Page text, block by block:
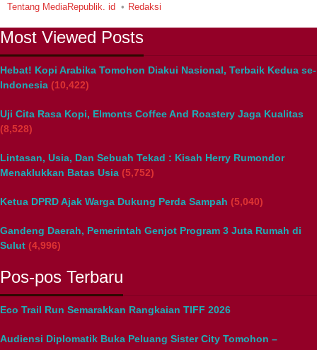
Tentang MediaRepublik. id
Redaksi
Most Viewed Posts
Hebat! Kopi Arabika Tomohon Diakui Nasional, Terbaik Kedua se-
Indonesia (10,422)
Uji Cita Rasa Kopi, Elmonts Coffee And Roastery Jaga Kualitas
(8,528)
Lintasan, Usia, Dan Sebuah Tekad : Kisah Herry Rumondor
Menaklukkan Batas Usia (5,752)
Ketua DPRD Ajak Warga Dukung Perda Sampah (5,040)
Gandeng Daerah, Pemerintah Genjot Program 3 Juta Rumah di
Sulut (4,996)
Pos-pos Terbaru
Eco Trail Run Semarakkan Rangkaian TIFF 2026
Audiensi Diplomatik Buka Peluang Sister City Tomohon –